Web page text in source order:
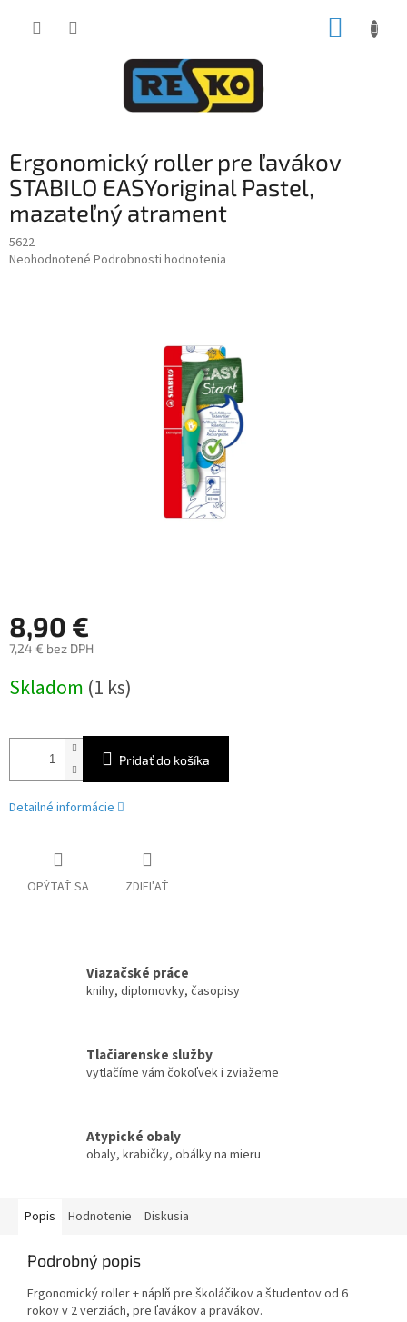
Ergonomický roller pre ľavákov
STABILO EASYoriginal Pastel,
mazateľný atrament
5622
Priemerné
Neohodnotené Podrobnosti hodnotenia
8,90 €
7,24 € bez DPH
cena:
Skladom (1 ks)
Pridať do košíka
Detailné informácie
OPÝTAŤ SA ZDIEĽAŤ
Viazačské práce
knihy, diplomovky, časopisy
Tlačiarenske služby
vytlačíme vám čokoľvek i zviažeme
Atypické obaly
obaly, krabičky, obálky na mieru
Popis Hodnotenie Diskusia
Podrobný popis
Ergonomický roller + náplň pre školáčikov a študentov od 6
rokov v 2 verziách, pre ľavákov a pravákov.